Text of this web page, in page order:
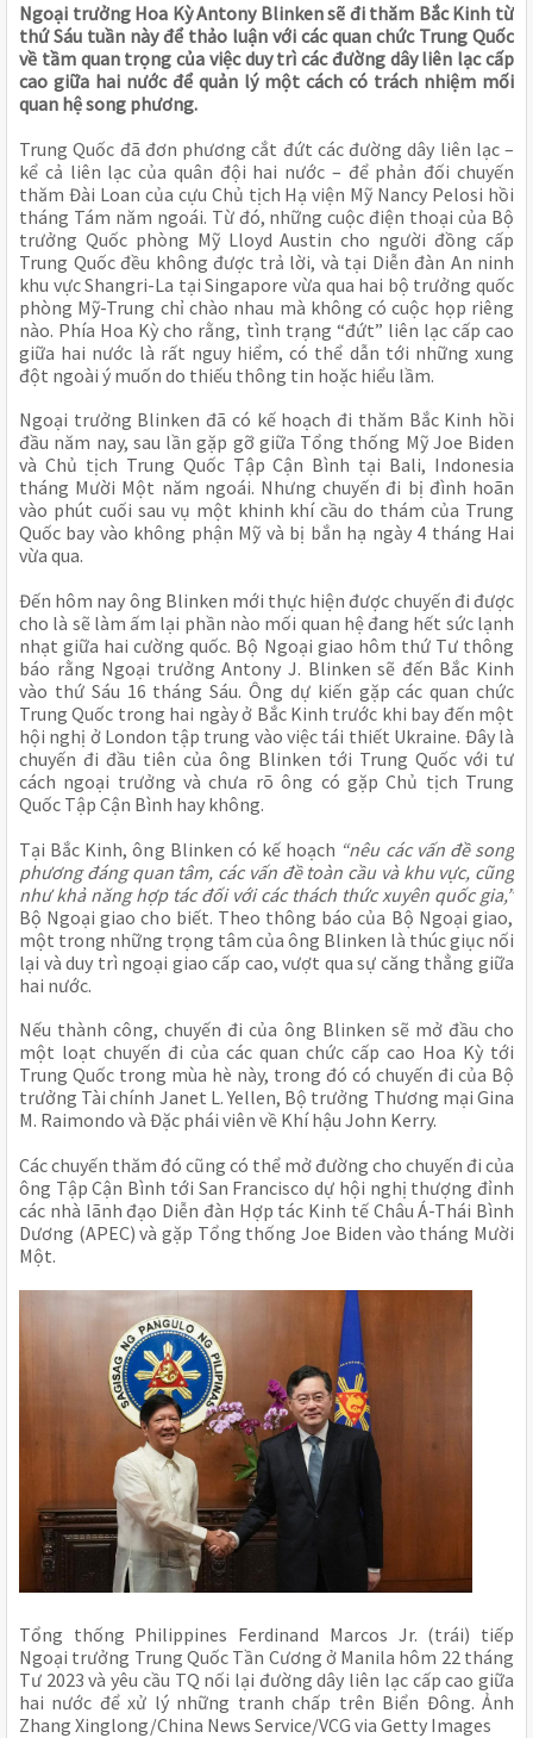
Ngoại trưởng Hoa Kỳ Antony Blinken sẽ đi thăm Bắc Kinh từ
thứ Sáu tuần này để thảo luận với các quan chức Trung Quốc
về tầm quan trọng của việc duy trì các đường dây liên lạc cấp
cao giữa hai nước để quản lý một cách có trách nhiệm mối
quan hệ song phương.
Trung Quốc đã đơn phương cắt đứt các đường dây liên lạc –
kể cả liên lạc của quân đội hai nước – để phản đối chuyến
thăm Đài Loan của cựu Chủ tịch Hạ viện Mỹ Nancy Pelosi hồi
tháng Tám năm ngoái. Từ đó, những cuộc điện thoại của Bộ
trưởng Quốc phòng Mỹ Lloyd Austin cho người đồng cấp
Trung Quốc đều không được trả lời, và tại Diễn đàn An ninh
khu vực Shangri-La tại Singapore vừa qua hai bộ trưởng quốc
phòng Mỹ-Trung chỉ chào nhau mà không có cuộc họp riêng
nào. Phía Hoa Kỳ cho rằng, tình trạng “đứt” liên lạc cấp cao
giữa hai nước là rất nguy hiểm, có thể dẫn tới những xung
đột ngoài ý muốn do thiếu thông tin hoặc hiểu lầm.
Ngoại trưởng Blinken đã có kế hoạch đi thăm Bắc Kinh hồi
đầu năm nay, sau lần gặp gỡ giữa Tổng thống Mỹ Joe Biden
và Chủ tịch Trung Quốc Tập Cận Bình tại Bali, Indonesia
tháng Mười Một năm ngoái. Nhưng chuyến đi bị đình hoãn
vào phút cuối sau vụ một khinh khí cầu do thám của Trung
Quốc bay vào không phận Mỹ và bị bắn hạ ngày 4 tháng Hai
vừa qua.
Đến hôm nay ông Blinken mới thực hiện được chuyến đi được
cho là sẽ làm ấm lại phần nào mối quan hệ đang hết sức lạnh
nhạt giữa hai cường quốc. Bộ Ngoại giao hôm thứ Tư thông
báo rằng Ngoại trưởng Antony J. Blinken sẽ đến Bắc Kinh
vào thứ Sáu 16 tháng Sáu. Ông dự kiến gặp các quan chức
Trung Quốc trong hai ngày ở Bắc Kinh trước khi bay đến một
hội nghị ở London tập trung vào việc tái thiết Ukraine. Đây là
chuyến đi đầu tiên của ông Blinken tới Trung Quốc với tư
cách ngoại trưởng và chưa rõ ông có gặp Chủ tịch Trung
Quốc Tập Cận Bình hay không.
Tại Bắc Kinh, ông Blinken có kế hoạch “nêu các vấn đề song
phương đáng quan tâm, các vấn đề toàn cầu và khu vực, cũng
như khả năng hợp tác đối với các thách thức xuyên quốc gia,”
Bộ Ngoại giao cho biết. Theo thông báo của Bộ Ngoại giao,
một trong những trọng tâm của ông Blinken là thúc giục nối
lại và duy trì ngoại giao cấp cao, vượt qua sự căng thẳng giữa
hai nước.
Nếu thành công, chuyến đi của ông Blinken sẽ mở đầu cho
một loạt chuyến đi của các quan chức cấp cao Hoa Kỳ tới
Trung Quốc trong mùa hè này, trong đó có chuyến đi của Bộ
trưởng Tài chính Janet L. Yellen, Bộ trưởng Thương mại Gina
M. Raimondo và Đặc phái viên về Khí hậu John Kerry.
Các chuyến thăm đó cũng có thể mở đường cho chuyến đi của
ông Tập Cận Bình tới San Francisco dự hội nghị thượng đỉnh
các nhà lãnh đạo Diễn đàn Hợp tác Kinh tế Châu Á-Thái Bình
Dương (APEC) và gặp Tổng thống Joe Biden vào tháng Mười
Một.
Tổng thống Philippines Ferdinand Marcos Jr. (trái) tiếp
Ngoại trưởng Trung Quốc Tần Cương ở Manila hôm 22 tháng
Tư 2023 và yêu cầu TQ nối lại đường dây liên lạc cấp cao giữa
hai nước để xử lý những tranh chấp trên Biển Đông. Ảnh
Zhang Xinglong/China News Service/VCG via Getty Images